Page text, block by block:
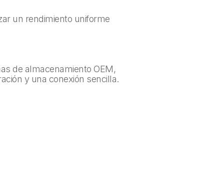
un rendimiento uniforme
de almacenamiento OEM,
y una conexión sencilla.